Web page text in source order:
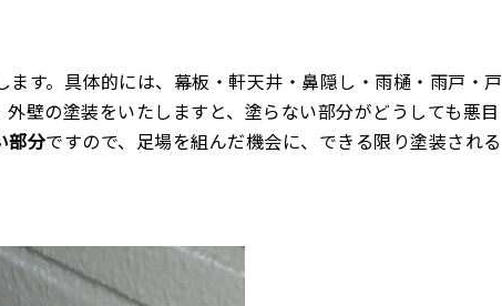
す。具体的には、幕板・軒天井・鼻隠し・雨樋・雨戸・戸
壁の塗装をいたしますと、塗らない部分がどうしても悪目
部分ですので、足場を組んだ機会に、できる限り塗装される